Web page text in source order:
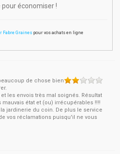
économiser !
Fabre Graines pour vos achats en ligne
de chose bien
les envois très mal soignés. Résultat
état et (ou) irrécupérables !!!!
jardinerie du coin. De plus le service
vos réclamations puisqu'il ne vous